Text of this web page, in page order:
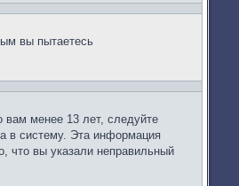
вы пытаетесь
вам менее 13 лет, следуйте
в систему. Эта информация
что вы указали неправильный